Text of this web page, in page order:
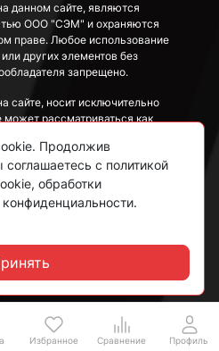
данном сайте, являются
ООО "СЭМ" и охраняются
праве. Любое использование
других элементов без
запрещено.
сайте, носит исключительно
может рассматриваться как
Избранное Сравнение Профиль
Продолжив
с политикой
обработки